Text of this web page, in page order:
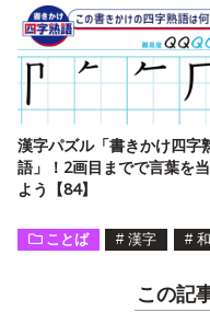
漢字パズル「書きかけ四字
語」！2画目までで言葉を
よう【84】
ことば # 漢字 #
この記